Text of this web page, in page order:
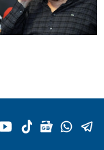
y
t
g
w